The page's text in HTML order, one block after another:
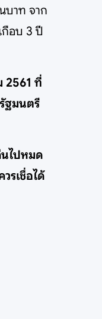
บาท จาก
กือบ 3 ปี
2561 ที่
ฐมนตรี
นไปหมด
รเชื่อได้